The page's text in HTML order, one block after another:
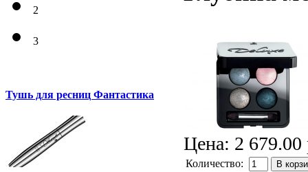
Цена: 2 679.00
Количество: В
2
3
Тушь для ресниц Фантастика